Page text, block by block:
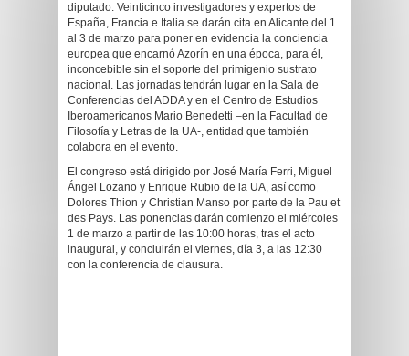
diputado. Veinticinco investigadores y expertos de
España, Francia e Italia se darán cita en Alicante del 1
al 3 de marzo para poner en evidencia la conciencia
europea que encarnó Azorín en una época, para él,
inconcebible sin el soporte del primigenio sustrato
nacional. Las jornadas tendrán lugar en la Sala de
Conferencias del ADDA y en el Centro de Estudios
Iberoamericanos Mario Benedetti –en la Facultad de
Filosofía y Letras de la UA-, entidad que también
colabora en el evento.
El congreso está dirigido por José María Ferri, Miguel
Ángel Lozano y Enrique Rubio de la UA, así como
Dolores Thion y Christian Manso por parte de la Pau et
des Pays. Las ponencias darán comienzo el miércoles
1 de marzo a partir de las 10:00 horas, tras el acto
inaugural, y concluirán el viernes, día 3, a las 12:30
con la conferencia de clausura.